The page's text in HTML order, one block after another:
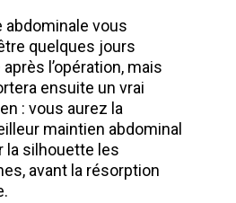
abdominale vous
quelques jours
l’opération, mais
ensuite un vrai
: vous aurez la
maintien abdominal
la silhouette les
avant la résorption